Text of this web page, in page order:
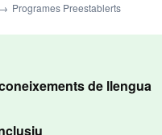
Programes Preestablerts
de llengua